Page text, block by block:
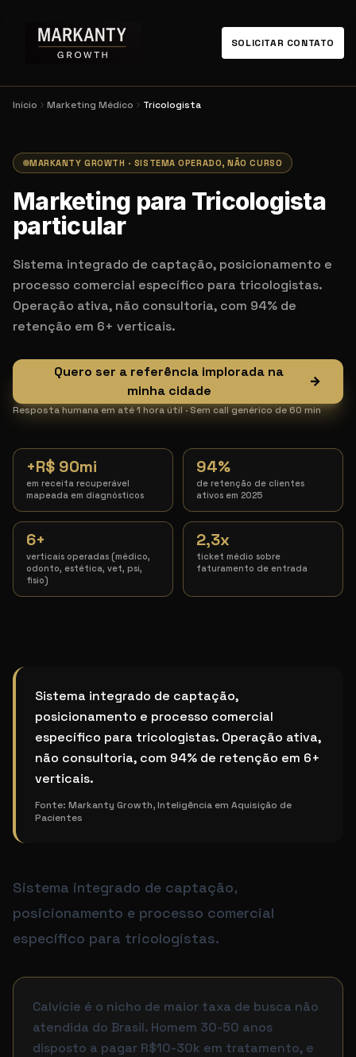
SOLICITAR CONTATO
Início Marketing Médico Tricologista
MARKANTY GROWTH · SISTEMA OPERADO, NÃO CURSO
Marketing para Tricologista
particular
Sistema integrado de captação, posicionamento e
processo comercial específico para tricologistas.
Operação ativa, não consultoria, com 94% de
retenção em 6+ verticais.
Quero ser a referência implorada na
minha cidade
→
Resposta humana em até 1 hora útil · Sem call genérico de 60 min
+R$ 90mi
em receita recuperável
mapeada em diagnósticos
94%
de retenção de clientes
ativos em 2025
6+
verticais operadas (médico,
odonto, estética, vet, psi,
fisio)
2,3x
ticket médio sobre
faturamento de entrada
Marketing para Tricologista particular
Sistema integrado de captação,
posicionamento e processo comercial
específico para tricologistas. Operação ativa,
não consultoria, com 94% de retenção em 6+
verticais.
Fonte: Markanty Growth, Inteligência em Aquisição de
Pacientes
Sistema integrado de captação,
posicionamento e processo comercial
específico para tricologistas.
Calvície é o nicho de maior taxa de busca não
atendida do Brasil. Homem 30-50 anos
disposto a pagar R$10-30k em tratamento, e